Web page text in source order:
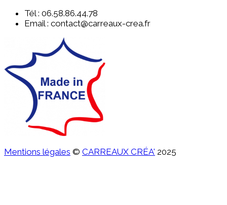
Tél : 06.58.86.44.78
Email : contact@carreaux-crea.fr
Mentions légales © CARREAUX CRÉA' 2025